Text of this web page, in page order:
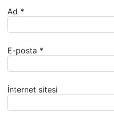
Ad *
E-posta *
İnternet sitesi